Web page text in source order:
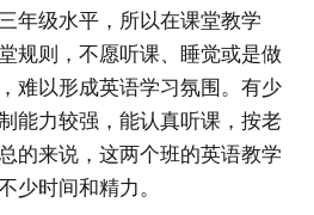
年级水平，所以在课堂教学
规则，不愿听课、睡觉或是做
难以形成英语学习氛围。有少
能力较强，能认真听课，按老
的来说，这两个班的英语教学
少时间和精力。